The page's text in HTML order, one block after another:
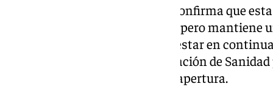
Por su parte, el Ayuntamiento confirma que
ejecutando a través de la EBAR, pero
Desde el Consistorio aseguran estar en
Delegación de Playas y la Delegación de
de tomar cualquier decisión de apertura.